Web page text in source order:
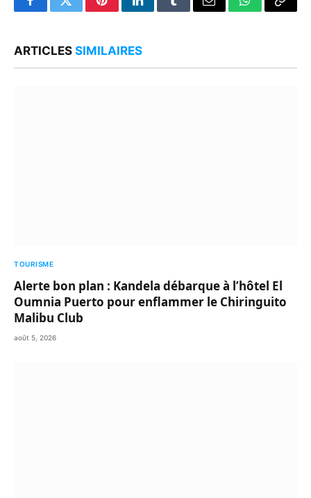
FacebookTwitterPinterestLinkedInTumblrEmail WhatsApp
Copy
ARTICLES SIMILAIRES
TOURISME
Alerte bon plan : Kandela débarque à l’hôtel El
Oumnia Puerto pour enflammer le Chiringuito
Malibu Club
août 5, 2026